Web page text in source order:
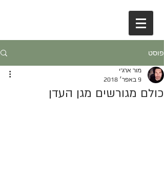
פוסט
כולם מגורשים מגן העדן
מור ארג'י
9 באפר׳ 2018